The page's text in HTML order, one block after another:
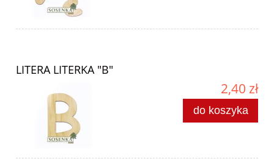
LITERA LITERKA "B"
2,40 zł
do koszyka